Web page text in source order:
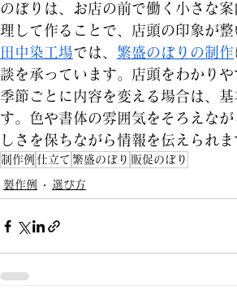
のぼりは、お店の前で働く小さな
理して作ることで、店頭の印象が整
田中染工場では、 繁盛のぼりの制作
談を承っています。店頭をわかり
季節ごとに内容を変える場合は、
す。色や書体の雰囲気をそろえな
しさを保ちながら情報を伝えられま
制作例 仕立て 繁盛のぼり 販促のぼり
製作例 選び方